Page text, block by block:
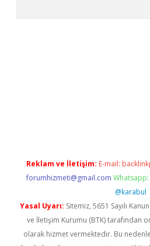
Reklam ve İletişim: E-mail:
forumhizmeti@gmail.com
@karabul
Yasal Uyarı: Sitemiz, 5651 Sayılı
ve İletişim Kurumu (BTK) tarafından
olarak hizmet vermektedir. Bu